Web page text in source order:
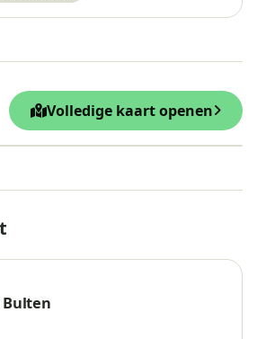
Volledige kaart openen
Uitkijktoren
Bulten